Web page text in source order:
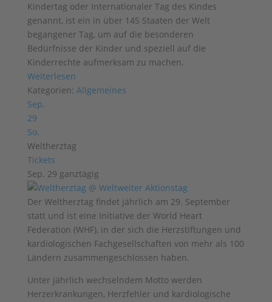
Kindertag oder Internationaler Tag des Kindes
genannt, ist ein in über 145 Staaten der Welt
begangener Tag, um auf die besonderen
Bedürfnisse der Kinder und speziell auf die
Kinderrechte aufmerksam zu machen.
Weiterlesen
Kategorien: Allgemeines
Sep.
29
So.
Weltherztag
Tickets
Sep. 29 ganztägig
Der Weltherztag findet jährlich am 29. September
statt und ist eine Initiative der World Heart
Federation (WHF), in der sich die Herzstiftungen und
kardiologischen Fachgesellschaften von mehr als 100
Ländern zusammengeschlossen haben.
Unter jährlich wechselndem Motto werden
Herzerkrankungen, Herzfehler und kardiologische